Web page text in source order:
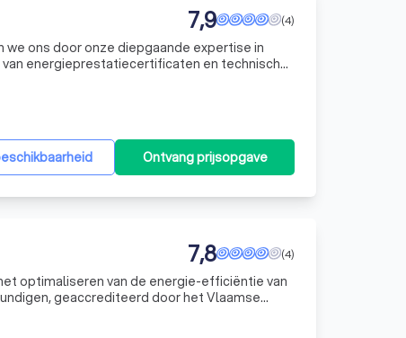
(4)
7,9
we ons door onze diepgaande expertise in
energieprestatiecertificaten en technische
Ontvang prijsopgave
(4)
7,8
optimaliseren van de energie-efficiëntie van
geaccrediteerd door het Vlaamse